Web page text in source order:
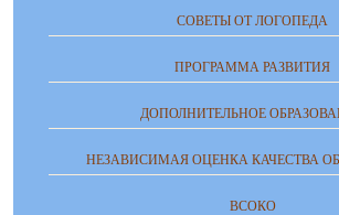
СОВЕТЫ ОТ ЛОГОПЕДА
ПРОГРАММА РАЗВИТИЯ
ДОПОЛНИТЕЛЬНОЕ
НЕЗАВИСИМАЯ ОЦЕНКА КАЧЕСТВА
ВСОКО